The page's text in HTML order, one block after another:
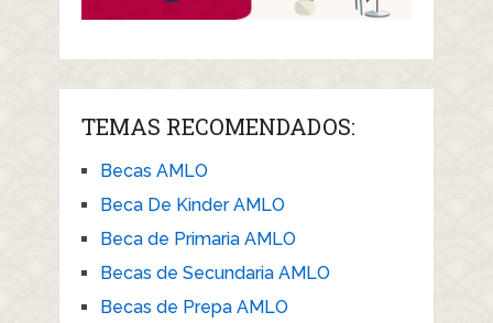
TEMAS RECOMENDADOS:
Becas AMLO
Beca De Kinder AMLO
Beca de Primaria AMLO
Becas de Secundaria AMLO
Becas de Prepa AMLO